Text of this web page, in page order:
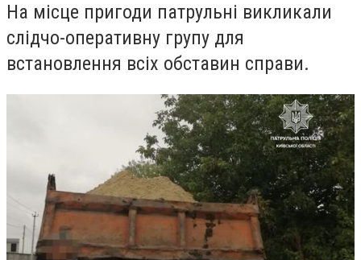
На місце пригоди патрульні викликали
слідчо-оперативну групу для
встановлення всіх обставин справи.